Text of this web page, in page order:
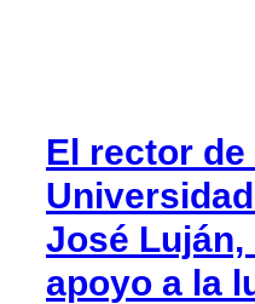
El rector de
José
apoyo a la